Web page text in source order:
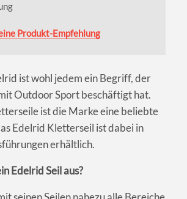
Produkt-Empfehlung
ist wohl jedem ein Begriff, der
Outdoor Sport beschäftigt hat.
ist die Marke eine beliebte
Edelrid Kletterseil ist dabei in
erhältlich.
Edelrid Seil aus?